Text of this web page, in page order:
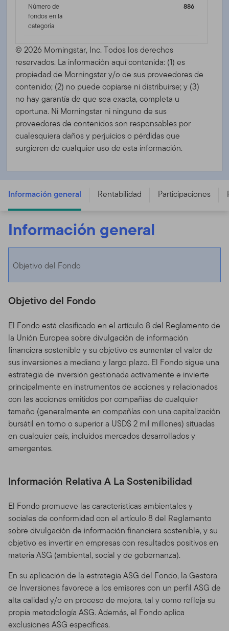
Número de
fondos en la
categoría
886
© 2026 Morningstar, Inc. Todos los derechos
reservados. La información aquí contenida: (1) es
propiedad de Morningstar y/o de sus proveedores de
contenido; (2) no puede copiarse ni distribuirse; y (3)
no hay garantía de que sea exacta, completa u
oportuna. Ni Morningstar ni ninguno de sus
proveedores de contenidos son responsables por
cualesquiera daños y perjuicios o pérdidas que
surgieren de cualquier uso de esta información.
LU0390134368
Información general Rentabilidad Participaciones
Información general
Objetivo del Fondo
Objetivo del Fondo
El Fondo está clasificado en el artículo 8 del Reglamento de
la Unión Europea sobre divulgación de información
financiera sostenible y su objetivo es aumentar el valor de
sus inversiones a mediano y largo plazo. El Fondo sigue una
estrategia de inversión gestionada activamente e invierte
principalmente en instrumentos de acciones y relacionados
con las acciones emitidos por compañías de cualquier
tamaño (generalmente en compañías con una capitalización
bursátil en torno o superior a USD$ 2 mil millones) situadas
en cualquier país, incluidos mercados desarrollados y
emergentes.
Información Relativa A La Sostenibilidad
El Fondo promueve las características ambientales y
sociales de conformidad con el artículo 8 del Reglamento
sobre divulgación de información financiera sostenible, y su
objetivo es invertir en empresas con resultados positivos en
materia ASG (ambiental, social y de gobernanza).
En su aplicación de la estrategia ASG del Fondo, la Gestora
de Inversiones favorece a los emisores con un perfil ASG de
alta calidad y/o en proceso de mejora, tal y como refleja su
propia metodología ASG. Además, el Fondo aplica
exclusiones ASG específicas.